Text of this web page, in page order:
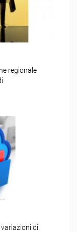
regionale
variazioni di